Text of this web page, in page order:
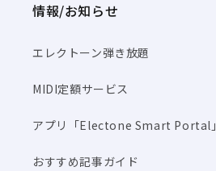
情報/お知らせ
エレクトーン弾き放題
MIDI定額サービス
アプリ「Electone Smart Portal」
おすすめ記事ガイド